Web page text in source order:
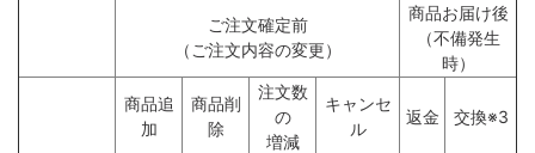
ご注文確定前
（ご注文内容の変更）
商品お届け後
（不備発生
時）
商品追
加
商品削
除
注文数
の
増減
キャンセ
ル
返金 交換※3